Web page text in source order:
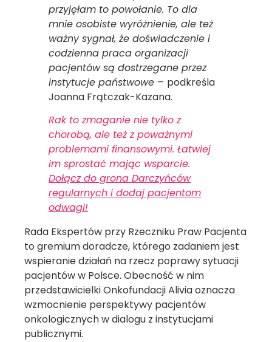
przyjęłam to powołanie. To dla
mnie osobiste wyróżnienie, ale też
ważny sygnał, że doświadczenie i
codzienna praca organizacji
pacjentów są dostrzegane przez
instytucje państwowe – podkreśla
Joanna Frątczak-Kazana.
Rak to zmaganie nie tylko z
chorobą, ale też z poważnymi
problemami finansowymi. Łatwiej
im sprostać mając wsparcie.
Dołącz do grona Darczyńców
regularnych i dodaj pacjentom
odwagi!
Rada Ekspertów przy Rzeczniku Praw Pacjenta
to gremium doradcze, którego zadaniem jest
wspieranie działań na rzecz poprawy sytuacji
pacjentów w Polsce. Obecność w nim
przedstawicielki Onkofundacji Alivia oznacza
wzmocnienie perspektywy pacjentów
onkologicznych w dialogu z instytucjami
publicznymi.